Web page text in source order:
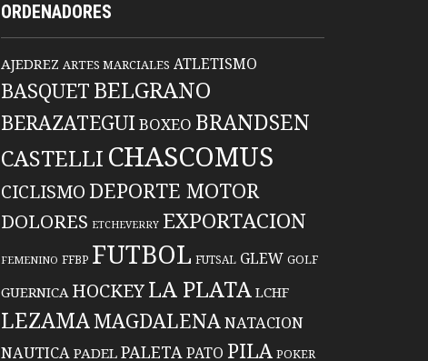
ORDENADORES
AJEDREZ ARTES MARCIALES ATLETISMO
BASQUET BELGRANO
BERAZATEGUIBOXEO BRANDSEN
CASTELLI CHASCOMUS
CICLISMO DEPORTE MOTOR
DOLORES ETCHEVERRY EXPORTACION
FEMENINO FFBP FUTBOL FUTSAL GLEW GOLF
GUERNICA HOCKEYLA PLATA LCHF
LEZAMAMAGDALENANATACION
NAUTICA PADEL PALETAPATO PILA POKER